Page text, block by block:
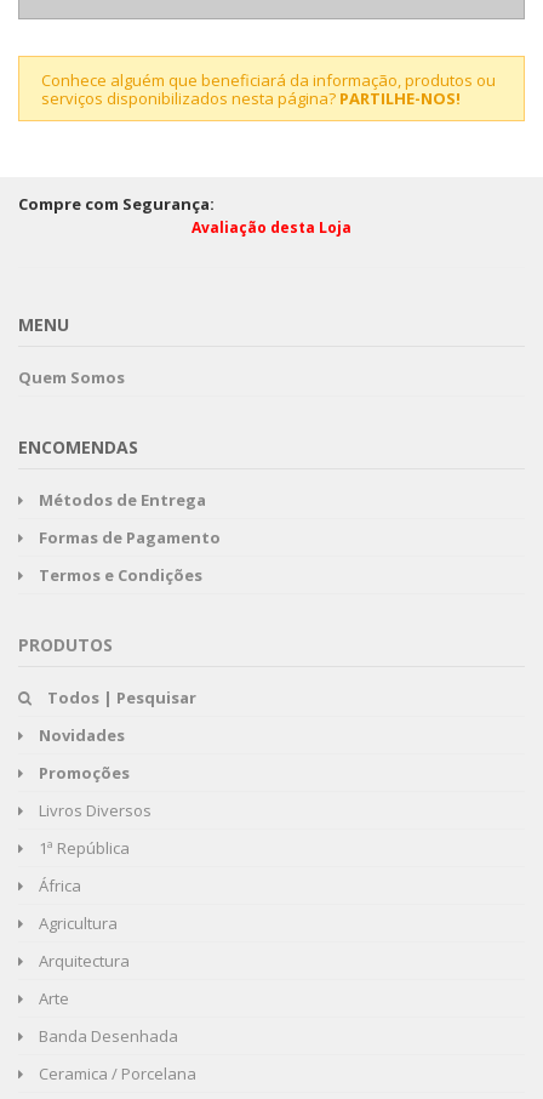
Conhece alguém que beneficiará da informação, produtos ou
serviços disponibilizados nesta página? PARTILHE-NOS!
Compre com Segurança:
Avaliação desta Loja
MENU
Quem Somos
ENCOMENDAS
Métodos de Entrega
Formas de Pagamento
Termos e Condições
PRODUTOS
Todos | Pesquisar
Novidades
Promoções
Livros Diversos
1ª República
África
Agricultura
Arquitectura
Arte
Banda Desenhada
Ceramica / Porcelana